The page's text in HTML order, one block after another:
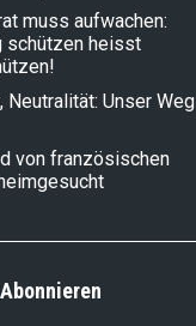
muss aufwachen:
schützen heisst
Neutralität: Unser Weg
von französischen